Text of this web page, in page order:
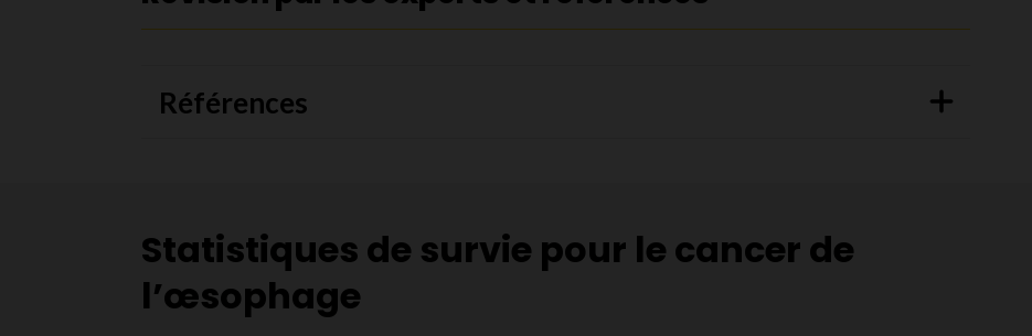
Références
Statistiques de survie pour le cancer de
l’œsophage